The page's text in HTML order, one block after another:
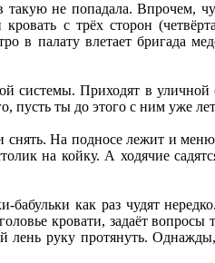
не попадала. Впрочем,
с трёх сторон
палату влетает бригада
системы. Приходят в
пусть ты до этого с ним уже
снять. На подносе лежит и
на койку. А ходячие
как раз чудят
кровати, задаёт вопросы
лень руку протянуть.